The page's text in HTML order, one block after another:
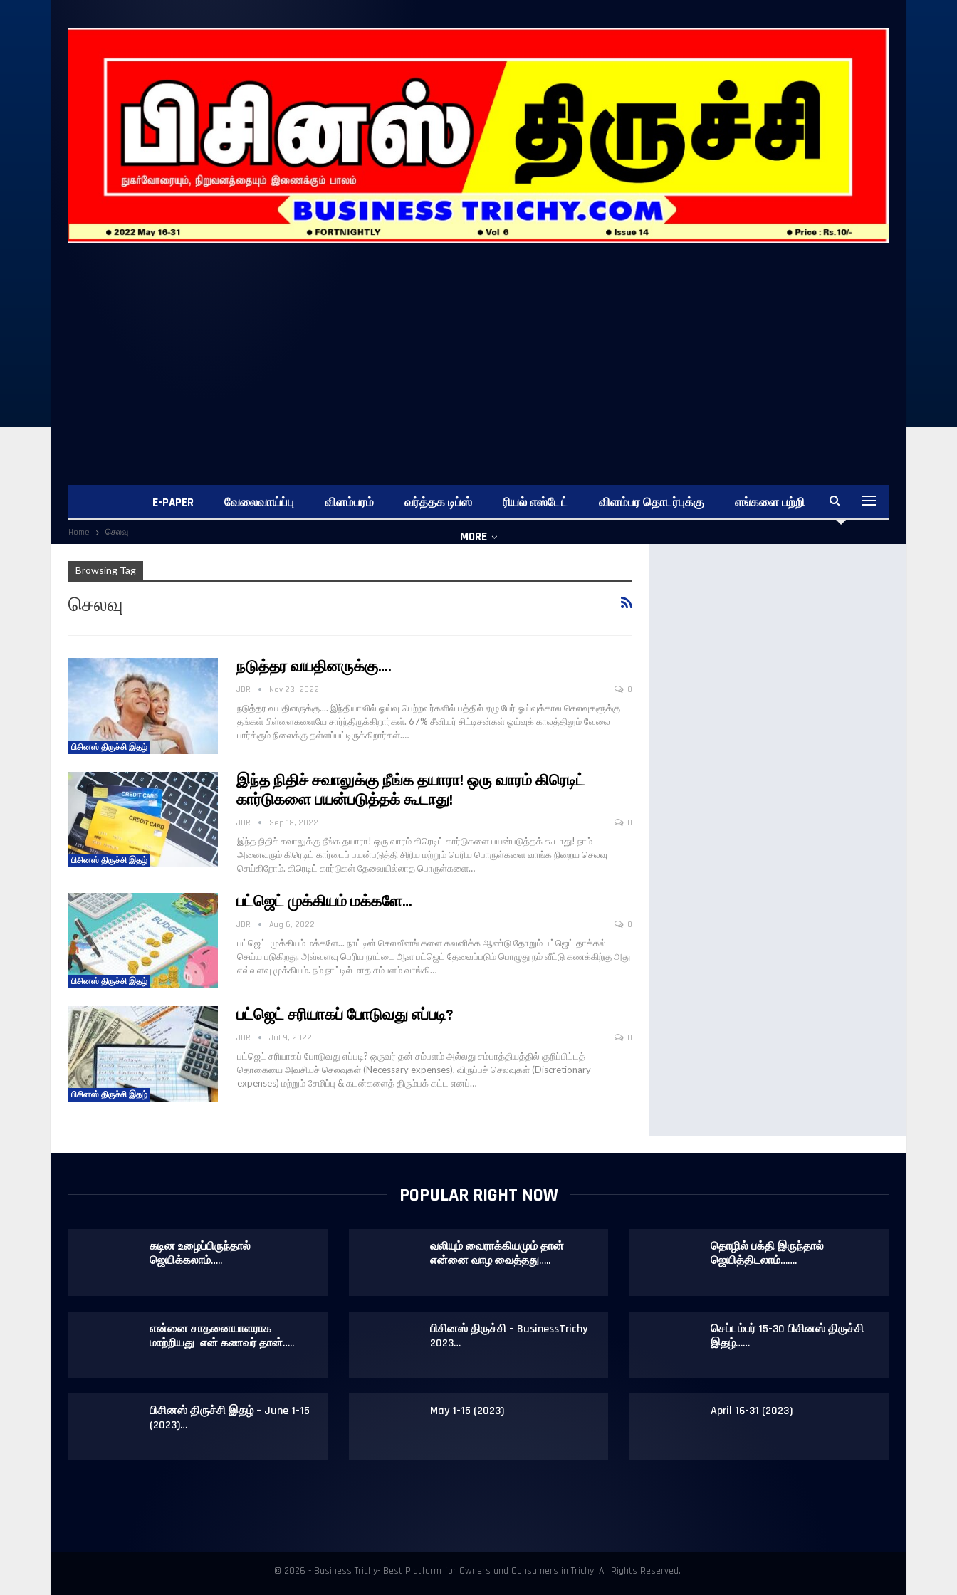
E-PAPER வேலைவாய்ப்பு விளம்பரம் வர்த்தக டிப்ஸ் ரியல் எஸ்டேட் விளம்பர தொடர்புக்கு எங்களை பற்றி
MORE
Home செலவு
Browsing Tag
செலவு
பிசினஸ் திருச்சி இதழ்
நடுத்தர வயதினருக்கு….
JDR Nov 23, 2022 0
நடுத்தர வயதினருக்கு.... இந்தியாவில் ஓய்வு பெற்றவர்களில் பத்தில் ஏழு பேர் ஓய்வுக்கால செலவுகளுக்கு
தங்கள் பிள்ளைகளையே சார்ந்திருக்கிறார்கள். 67% சீனியர் சிட்டிசன்கள் ஓய்வுக் காலத்திலும் வேலை
பார்க்கும் நிலைக்கு தள்ளப்பட்டிருக்கிறார்கள்.…
பிசினஸ் திருச்சி இதழ்
இந்த நிதிச் சவாலுக்கு நீங்க தயாரா! ஒரு வாரம் கிரெடிட்
கார்டுகளை பயன்படுத்தக் கூடாது!
JDR Sep 18, 2022 0
இந்த நிதிச் சவாலுக்கு நீங்க தயாரா! ஒரு வாரம் கிரெடிட் கார்டுகளை பயன்படுத்தக் கூடாது! நாம்
அனைவரும் கிரெடிட் கார்டைப் பயன்படுத்தி சிறிய மற்றும் பெரிய பொருள்களை வாங்க நிறைய செலவு
செய்கிறோம். கிரெடிட் கார்டுகள் தேவையில்லாத பொருள்களை…
பிசினஸ் திருச்சி இதழ்
பட்ஜெட் முக்கியம் மக்களே…
JDR Aug 6, 2022 0
பட்ஜெட் முக்கியம் மக்களே... நாட்டின் செலவீனங் களை கவனிக்க ஆண்டு தோறும் பட்ஜெட் தாக்கல்
செய்ய படுகிறது. அவ்வளவு பெரிய நாட்டை ஆள பட்ஜெட் தேவைப்படும் பொழுது நம் வீட்டு கணக்கிற்கு அது
எவ்வளவு முக்கியம். நம் நாட்டில் மாத சம்பளம் வாங்கி…
பிசினஸ் திருச்சி இதழ்
பட்ஜெட் சரியாகப் போடுவது எப்படி?
JDR Jul 9, 2022 0
பட்ஜெட் சரியாகப் போடுவது எப்படி? ஒருவர் தன் சம்பளம் அல்லது சம்பாத்தியத்தில் குறிப்பிட்டத்
தொகையை அவசியச் செலவுகள் (Necessary expenses), விருப்பச் செலவுகள் (Discretionary
expenses) மற்றும் சேமிப்பு & கடன்களைத் திரும்பக் கட்ட எனப்…
POPULAR RIGHT NOW
கடின உழைப்பிருந்தால்
ஜெயிக்கலாம்…..
வலியும் வைராக்கியமும் தான்
என்னை வாழ வைத்தது…..
தொழில் பக்தி இருந்தால்
ஜெயித்திடலாம்…….
என்னை சாதனையாளராக
மாற்றியது என் கணவர் தான்…..
பிசினஸ் திருச்சி – BusinessTrichy
2023…
செப்டம்பர் 15-30 பிசினஸ் திருச்சி
இதழ்……
பிசினஸ் திருச்சி இதழ் – June 1-15
(2023)…
May 1-15 (2023) April 16-31 (2023)
© 2026 - Business Trichy- Best Platform for Owners and Consumers in Trichy. All Rights Reserved.